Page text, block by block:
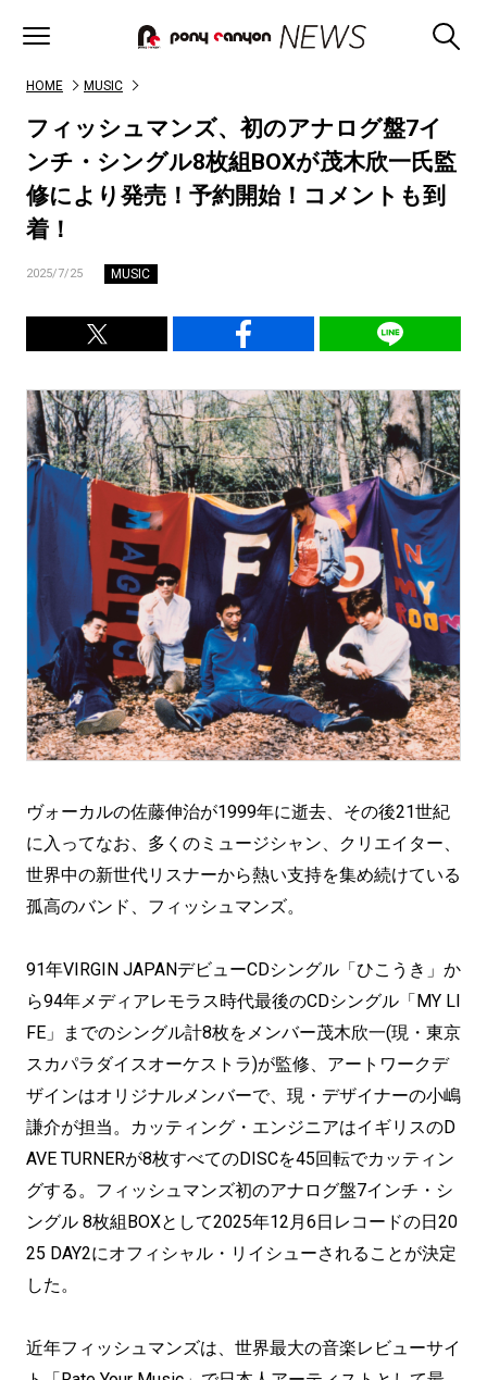
HOME MUSIC
フィッシュマンズ、初のアナログ盤7イ
ンチ・シングル8枚組BOXが茂木欣一氏監
修により発売！予約開始！コメントも到
着！
2025/7/25 MUSIC
ヴォーカルの佐藤伸治が1999年に逝去、その後21世紀
に入ってなお、多くのミュージシャン、クリエイター、
世界中の新世代リスナーから熱い支持を集め続けている
孤高のバンド、フィッシュマンズ。
91年VIRGIN JAPANデビューCDシングル「ひこうき」か
ら94年メディアレモラス時代最後のCDシングル「MY LI
FE」までのシングル計8枚をメンバー茂木欣一(現・東京
スカパラダイスオーケストラ)が監修、アートワークデ
ザインはオリジナルメンバーで、現・デザイナーの小嶋
謙介が担当。カッティング・エンジニアはイギリスのD
AVE TURNERが8枚すべてのDISCを45回転でカッティン
グする。フィッシュマンズ初のアナログ盤7インチ・シ
ングル 8枚組BOXとして2025年12月6日レコードの日20
25 DAY2にオフィシャル・リイシューされることが決定
した。
近年フィッシュマンズは、世界最大の音楽レビューサイ